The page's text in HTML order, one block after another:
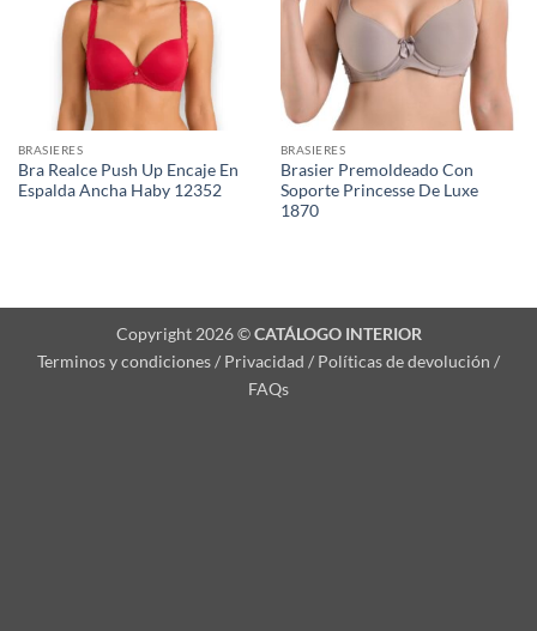
BRASIERES
Bra Realce Push Up Encaje En
Espalda Ancha Haby 12352
BRASIERES
Brasier Premoldeado Con
Soporte Princesse De Luxe
1870
Copyright 2026 ©CATÁLOGO INTERIOR
Terminos y condiciones / Privacidad / Políticas de devolución /
FAQs